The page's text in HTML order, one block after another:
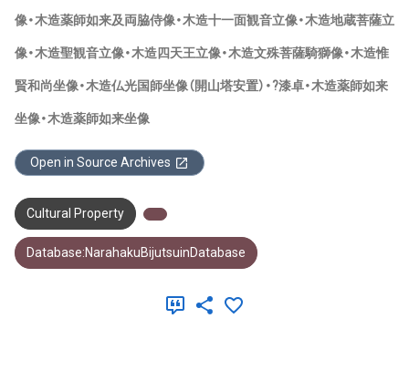
像・木造薬師如来及両脇侍像・木造十一面観音立像・木造地蔵菩薩立
像・木造聖観音立像・木造四天王立像・木造文殊菩薩騎獅像・木造惟
賢和尚坐像・木造仏光国師坐像（開山塔安置）・?漆卓・木造薬師如来
坐像・木造薬師如来坐像
Open in Source Archives
Cultural Property
Database:NarahakuBijutsuinDatabase